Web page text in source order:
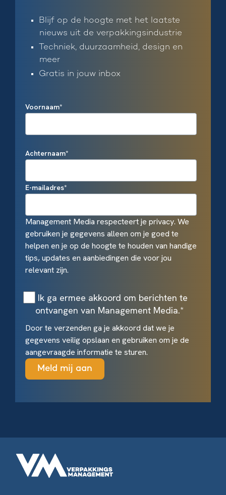
Blijf op de hoogte met het laatste
nieuws uit de verpakkingsindustrie
Techniek, duurzaamheid, design en
meer
Gratis in jouw inbox
Voornaam*
Achternaam*
E-mailadres*
Management Media respecteert je privacy. We
gebruiken je gegevens alleen om je goed te
helpen en je op de hoogte te houden van handige
tips, updates en aanbiedingen die voor jou
relevant zijn.
Ik ga ermee akkoord om berichten te
ontvangen van Management Media.*
Door te verzenden ga je akkoord dat we je
gegevens veilig opslaan en gebruiken om je de
aangevraagde informatie te sturen.